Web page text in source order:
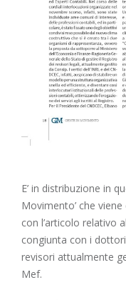
E’ in distribuzione in
Movimento’ che
con l’articolo relativo
congiunta con i
revisori attualmente
Mef.